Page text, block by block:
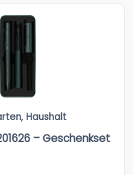
, Haushalt
– Geschenkset